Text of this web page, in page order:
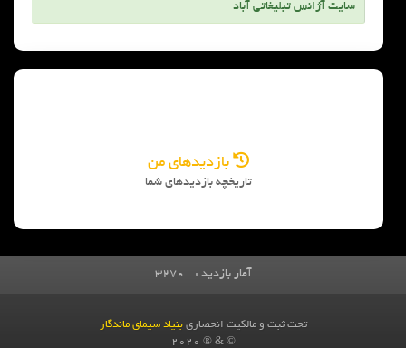
سایت آژانس تبلیغاتی آباد
بازدیدهای من
تاریخچه بازدیدهای شما
آمار بازدید : 3270
تحت ثبت و مالکیت انحصاریبنیاد سیمای ماندگار
© & ® 2020